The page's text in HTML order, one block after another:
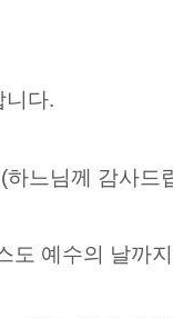
니다.
느님께 감사드
예수의 날까